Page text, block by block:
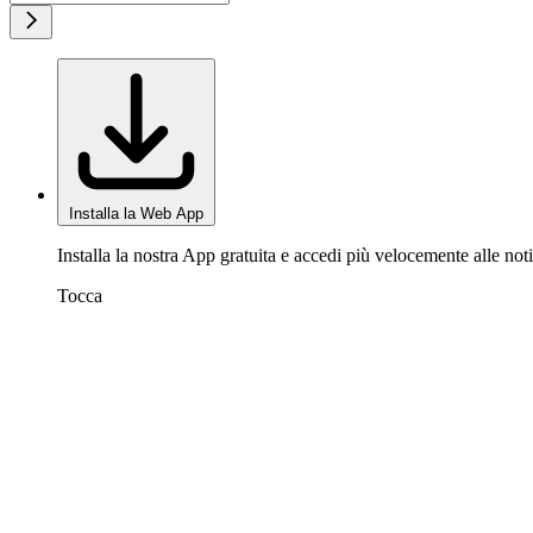
Installa la Web App
Installa la nostra App gratuita e accedi più velocemente alle
Tocca